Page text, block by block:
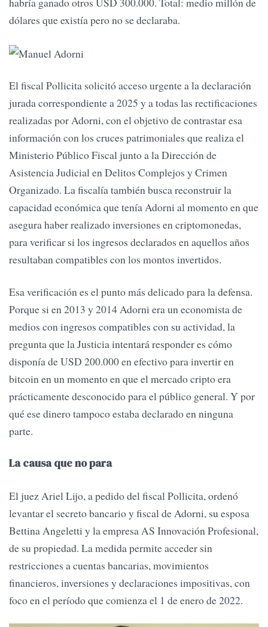
dólares que existía pero no se declaraba.
El fiscal Pollicita solicitó acceso urgente a la declaración
jurada correspondiente a 2025 y a todas las rectificaciones
realizadas por Adorni, con el objetivo de contrastar esa
información con los cruces patrimoniales que realiza el
Ministerio Público Fiscal junto a la Dirección de
Asistencia Judicial en Delitos Complejos y Crimen
Organizado. La fiscalía también busca reconstruir la
capacidad económica que tenía Adorni al momento en que
asegura haber realizado inversiones en criptomonedas,
para verificar si los ingresos declarados en aquellos años
resultaban compatibles con los montos invertidos.
Esa verificación es el punto más delicado para la defensa.
Porque si en 2013 y 2014 Adorni era un economista de
medios con ingresos compatibles con su actividad, la
pregunta que la Justicia intentará responder es cómo
disponía de USD 200.000 en efectivo para invertir en
bitcoin en un momento en que el mercado cripto era
prácticamente desconocido para el público general. Y por
qué ese dinero tampoco estaba declarado en ninguna
parte.
La causa que no para
El juez Ariel Lijo, a pedido del fiscal Pollicita, ordenó
levantar el secreto bancario y fiscal de Adorni, su esposa
Bettina Angeletti y la empresa AS Innovación Profesional,
de su propiedad. La medida permite acceder sin
restricciones a cuentas bancarias, movimientos
financieros, inversiones y declaraciones impositivas, con
foco en el período que comienza el 1 de enero de 2022.